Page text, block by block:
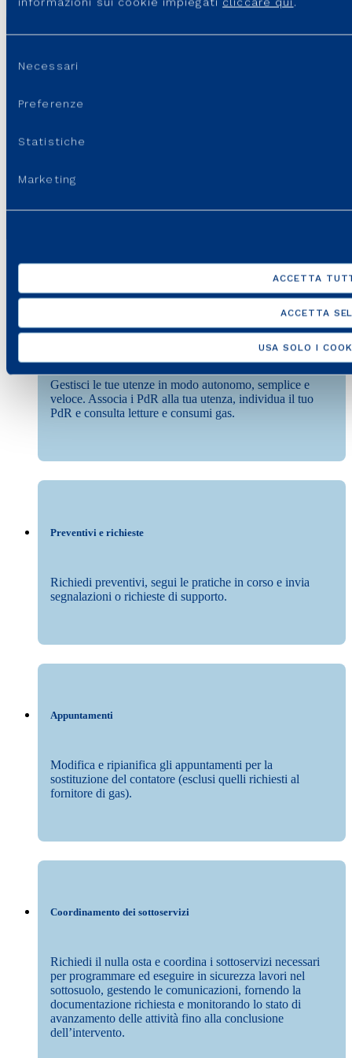
del
Necessari
Preferenze
Statistiche
Marketing
ACCETTA
ACCETTA
USA SOLO I
Monitora lo stato delle richieste (nuovo impianto,
l’esecuzione dei lavori, per la riattivazione a seguito di
sospensione per potenziale pericolo e/o anomalie
Gestione utenze e PdR
Gestisci le tue utenze in modo autonomo, semplice e
veloce. Associa i PdR alla tua utenza, individua il tuo
PdR e consulta letture e consumi gas.
Preventivi e richieste
Richiedi preventivi, segui le pratiche in corso e invia
segnalazioni o richieste di supporto.
Appuntamenti
Modifica e ripianifica gli appuntamenti per la
sostituzione del contatore (esclusi quelli richiesti al
fornitore di gas).
Coordinamento dei sottoservizi
Richiedi il nulla osta e coordina i sottoservizi necessari
per programmare ed eseguire in sicurezza lavori nel
sottosuolo, gestendo le comunicazioni, fornendo la
documentazione richiesta e monitorando lo stato di
avanzamento delle attività fino alla conclusione
dell’intervento.